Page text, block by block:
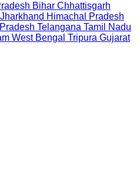
Bihar Chhattisgarh
Jharkhand Himachal Pradesh
Telangana Tamil Nadu
West Bengal Tripura Gujarat